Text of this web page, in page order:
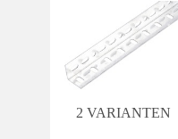
2 VARIANTEN